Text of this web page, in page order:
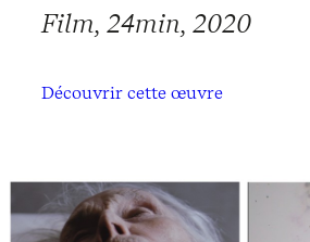
Film, 24min, 2020
Découvrir cette œuvre